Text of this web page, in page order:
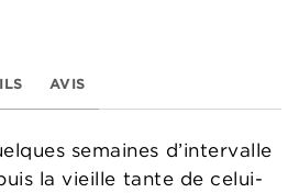
AVIS
semaines d’intervalle
la vieille tante de celui-